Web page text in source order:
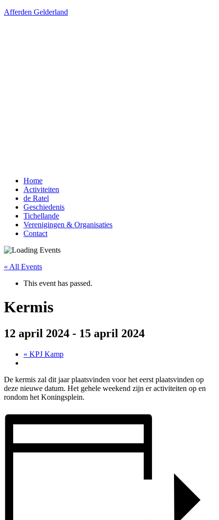
Afferden Gelderland
Menu
Home
Activiteiten
de Ratel
Geschiedenis
Tichellande
Verenigingen & Organisaties
Contact
« All Events
This event has passed.
Kermis
12 april 2024 - 15 april 2024
« KPJ Kamp
De kermis zal dit jaar plaatsvinden voor het eerst plaatsvinden op
deze nieuwe datum. Het gehele weekend zijn er activiteiten op en
rondom het Koningsplein.